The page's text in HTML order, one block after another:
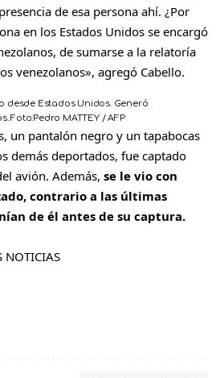
de esa persona ahí. ¿Por
en los Estados Unidos se encargó
de sumarse a la relatoría
venezolanos», agregó Cabello.
desde Estados Unidos. Generó
Foto:Pedro MATTEY / AFP
un pantalón negro y un tapabocas
demás deportados, fue captado
avión. Además, se le vio con
contrario a las últimas
de él antes de su captura.
NOTICIAS